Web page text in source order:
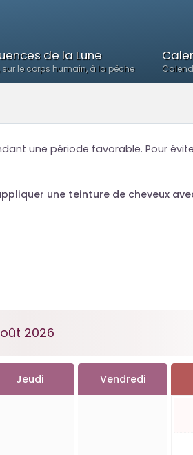
de la Lune
le corps humain, à la pêche
une période favorable. Pour
une teinture de cheveux
2026
Jeudi Vendredi